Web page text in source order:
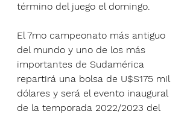
término del juego el domingo.
El 7mo campeonato más antiguo
del mundo y uno de los más
importantes de Sudamérica
repartirá una bolsa de U$S175 mil
dólares y será el evento inaugural
de la temporada 2022/2023 del